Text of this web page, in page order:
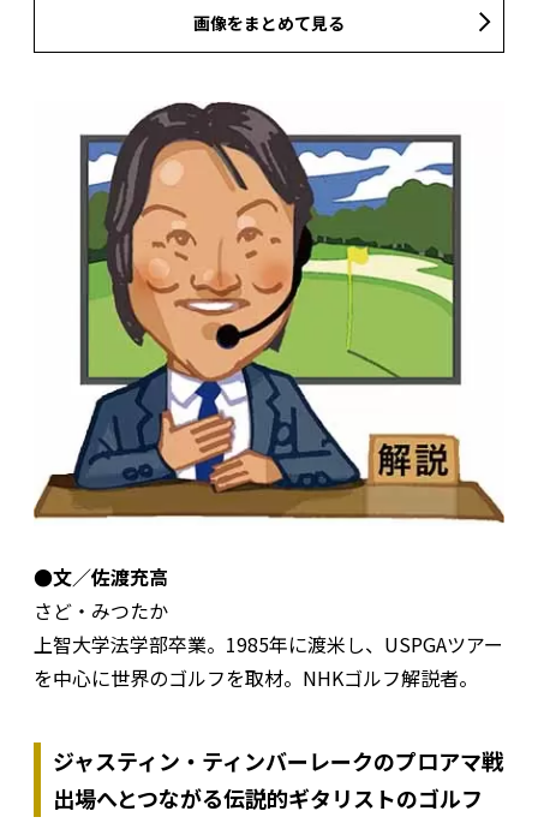
画像をまとめて見る
●文／佐渡充高
さど・みつたか
上智大学法学部卒業。1985年に渡米し、USPGAツアー
を中心に世界のゴルフを取材。NHKゴルフ解説者。
ジャスティン・ティンバーレークのプロアマ戦
出場へとつながる伝説的ギタリストのゴルフ